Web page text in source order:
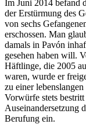
Im Juni 2014 befand
der Erstürmung des
von sechs
erschossen. Man
damals in Pavón
gesehen haben will.
Häftlinge, die 2005
waren, wurde er
zu einer
Vorwürfe stets
Auseinandersetzung
Berufung ein.